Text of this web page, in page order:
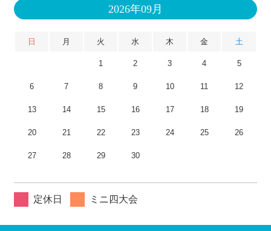
2026年09月
日 月 火 水 木 金 土
1 2 3 4 5
6 7 8 9 10 11 12
13 14 15 16 17 18 19
20 21 22 23 24 25 26
27 28 29 30
定休日 ミニ四大会